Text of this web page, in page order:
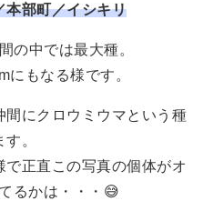
本部町／イシキリ
の中では最大種。
にもなる様です。
間にクロウミウマという種
。
で正直この写真の個体がオ
るかは・・・😅